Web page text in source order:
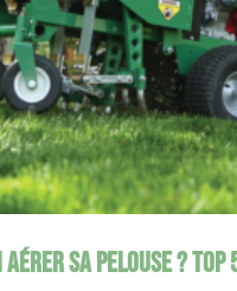
sa pelouse ? Top